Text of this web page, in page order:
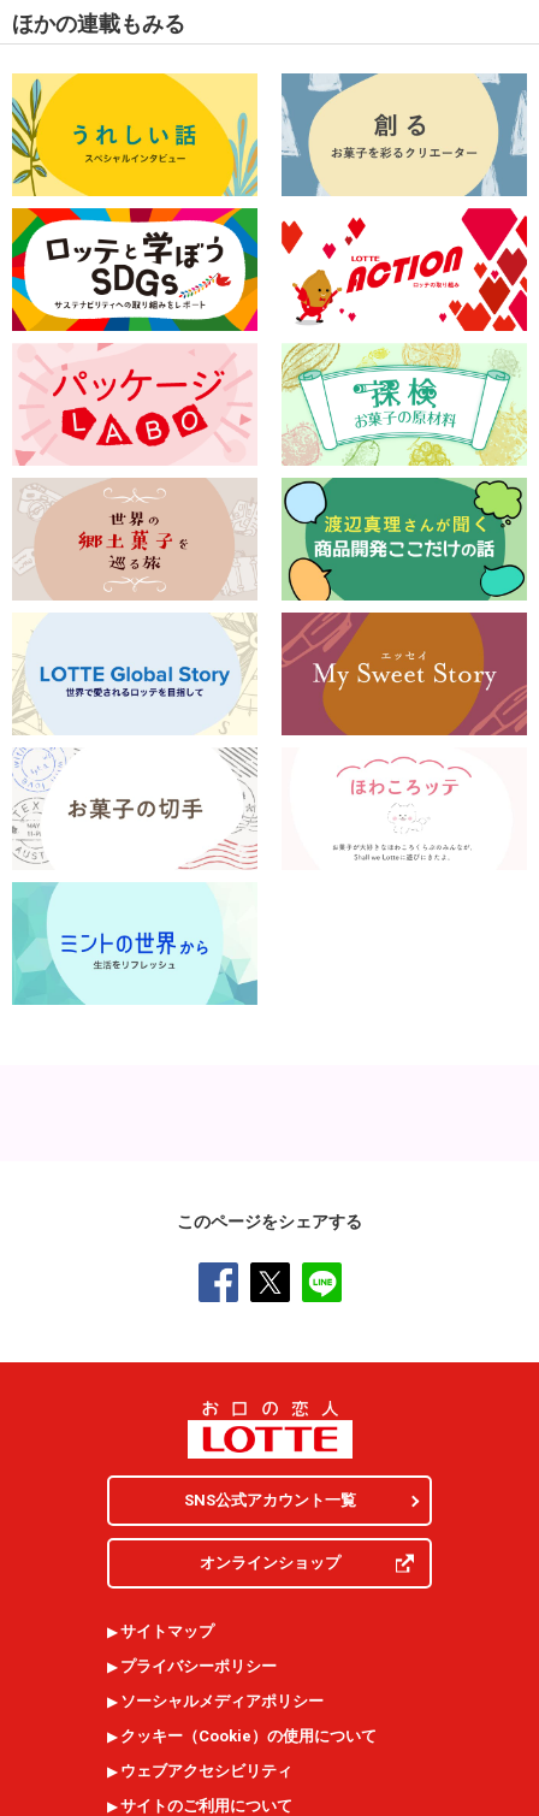
ほかの連載もみる
このページをシェアする
SNS公式アカウント一覧
オンラインショップ
サイトマップ
プライバシーポリシー
ソーシャルメディアポリシー
クッキー（Cookie ）の使用について
ウェブアクセシビリティ
サイトのご利用について